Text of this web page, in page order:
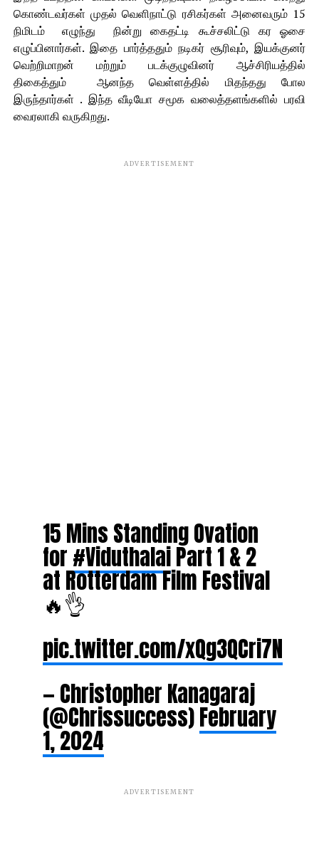
கொண்டவர்கள் முதல் வெளிநாட்டு ரசிகர்கள் அனைவரும் 15
நிமிடம் எழுந்து நின்று கைதட்டி கூச்சலிட்டு கர ஓசை
எழுப்பினார்கள். இதை பார்த்ததும் நடிகர் சூரிவும், இயக்குனர்
வெற்றிமாறன் மற்றும் படக்குழுவினர் ஆச்சிரியத்தில்
திகைத்தும் ஆனந்த வெள்ளத்தில் மிதந்தது போல
இருந்தார்கள் . இந்த வீடியோ சமூக வலைத்தளங்களில் பரவி
வைரலாகி வருகிறது.
ADVERTISEMENT
15 Mins Standing Ovation
for#ViduthalaiPart 1 & 2
at Rotterdam Film Festival
🔥👌
pic.twitter.com/xQg3QCri7N
— Christopher Kanagaraj
(@Chrissuccess)February
1, 2024
ADVERTISEMENT